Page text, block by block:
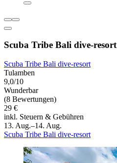
Scuba Tribe Bali dive-resort
Scuba Tribe Bali dive-resort
Tulamben
9,0/10
Wunderbar
(8 Bewertungen)
29 €
inkl. Steuern & Gebühren
13. Aug.–14. Aug.
Scuba Tribe Bali dive-resort